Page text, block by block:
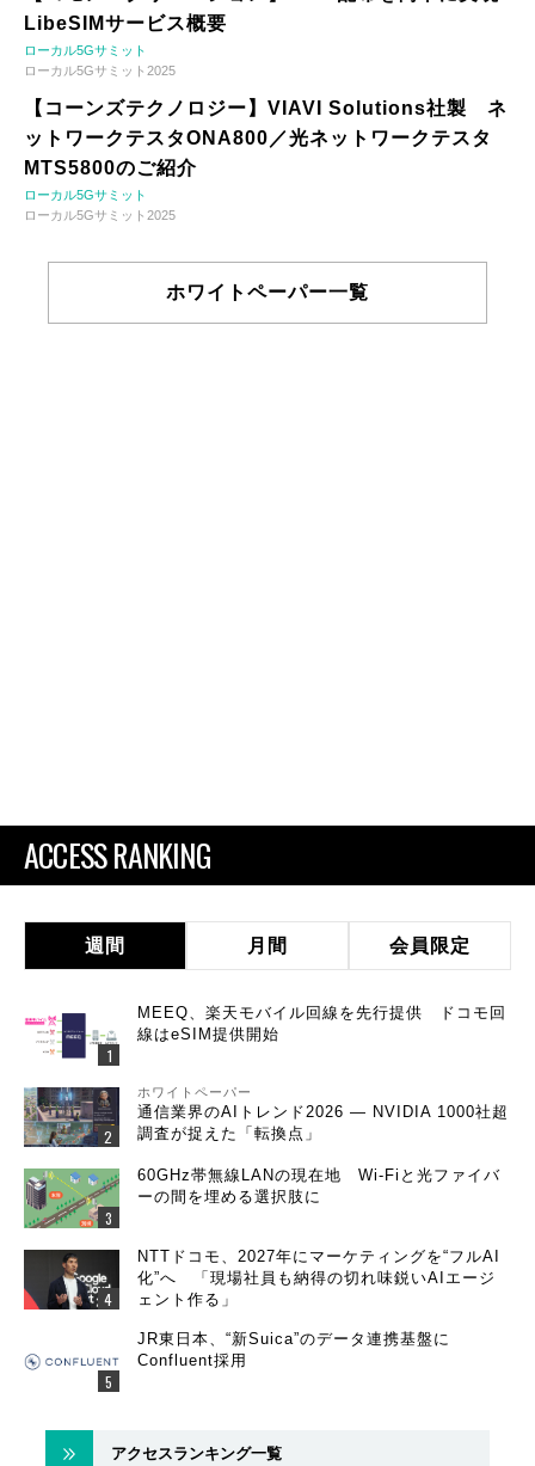
LibeSIMサービス概要
ローカル5Gサミット
ローカル5Gサミット2025
【コーンズテクノロジー】VIAVI Solutions社製 ネ
ットワークテスタONA800／光ネットワークテスタ
MTS5800のご紹介
ローカル5Gサミット
ローカル5Gサミット2025
ホワイトペーパー一覧
ACCESS RANKING
週間 月間 会員限定
MEEQ、楽天モバイル回線を先行提供 ドコモ回
線はeSIM提供開始
ホワイトペーパー
通信業界のAIトレンド2026 ― NVIDIA 1000社超
調査が捉えた「転換点」
60GHz帯無線LANの現在地 Wi-Fiと光ファイバ
ーの間を埋める選択肢に
NTTドコモ、2027年にマーケティングを“フルAI
化”へ 「現場社員も納得の切れ味鋭いAIエージ
ェント作る」
JR東日本、“新Suica”のデータ連携基盤に
Confluent採用
アクセスランキング一覧